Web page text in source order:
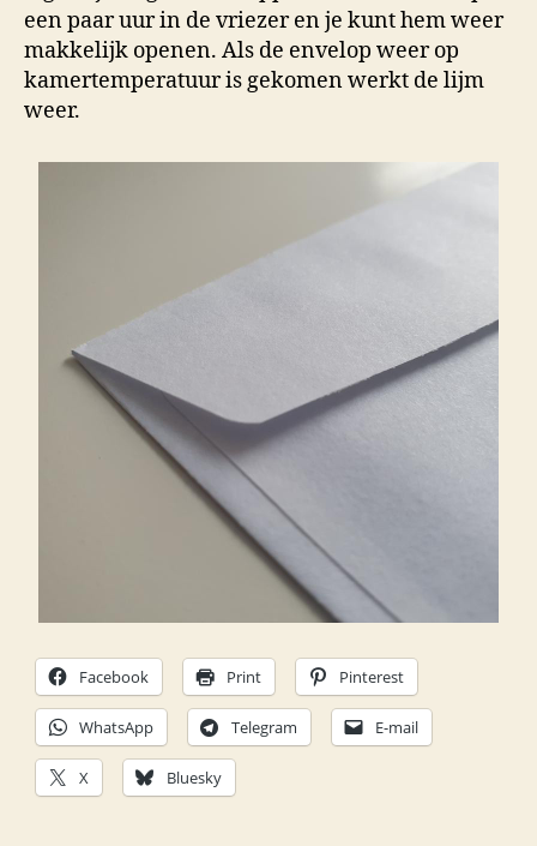
een paar uur in de vriezer en je kunt hem weer
makkelijk openen. Als de envelop weer op
kamertemperatuur is gekomen werkt de lijm
weer.
Facebook Print Pinterest
WhatsApp Telegram E-mail
X Bluesky